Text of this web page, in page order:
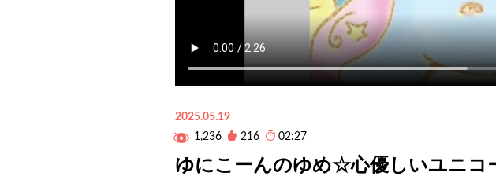
2025.05.19
1,236
216 02:27
ゆにこーんのゆめ☆心優しいユニコ